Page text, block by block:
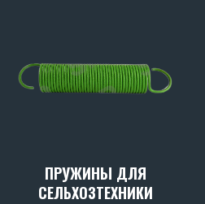
ПРУЖИНЫ ДЛЯ
СЕЛЬХОЗТЕХНИКИ